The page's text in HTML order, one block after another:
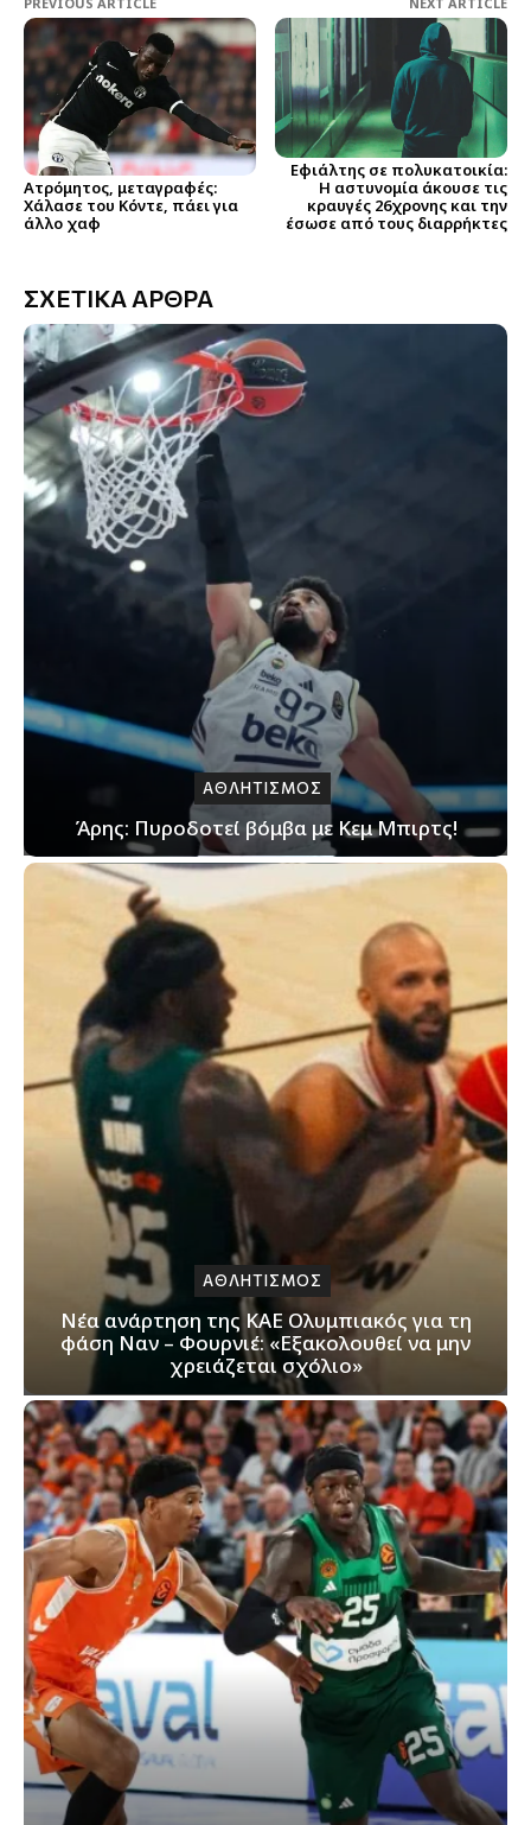
Ατρόμητος, μεταγραφές:
Χάλασε του Κόντε, πάει για
άλλο χαφ
Εφιάλτης σε πολυκατοικία:
Η αστυνομία άκουσε τις
κραυγές 26χρονης και την
έσωσε από τους διαρρήκτες
ΣΧΕΤΙΚΑ ΑΡΘΡΑ
ΑΘΛΗΤΙΣΜΟΣ
Άρης: Πυροδοτεί βόμβα με Κεμ Μπιρτς!
ΑΘΛΗΤΙΣΜΟΣ
Νέα ανάρτηση της ΚΑΕ Ολυμπιακός για τη
φάση Ναν – Φουρνιέ: «Εξακολουθεί να μην
χρειάζεται σχόλιο»